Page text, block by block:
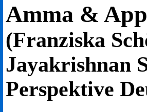
Amma &
(Franziska
Jayakrishnan
Perspektive